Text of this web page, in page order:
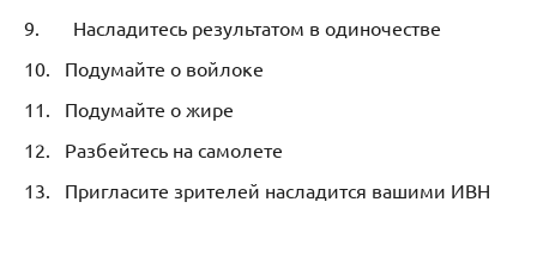
9. Насладитесь результатом в одиночестве
10. Подумайте о войлоке
11. Подумайте о жире
12. Разбейтесь на самолете
13. Пригласите зрителей насладится вашими ИВН